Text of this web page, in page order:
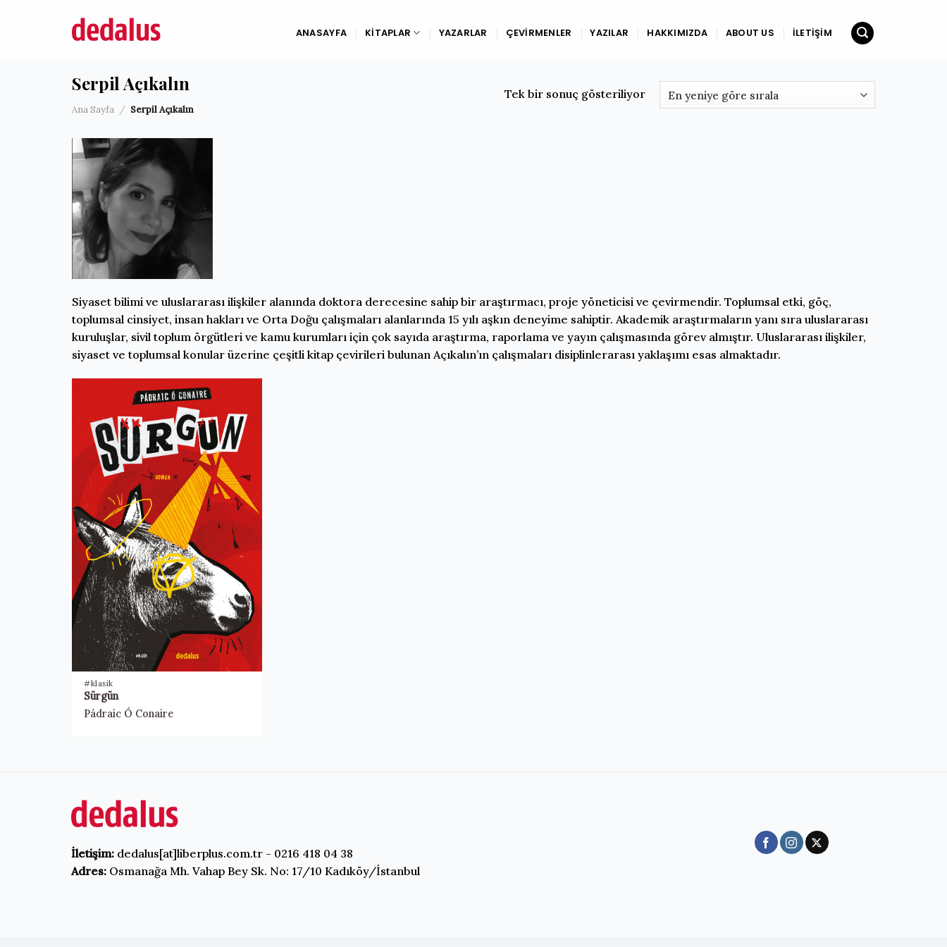
ANASAYFA KITAPLAR YAZARLAR ÇEVIRMENLER YAZILAR HAKKIMIZDA ABOUT US İLETIŞIM
Serpil Açıkalın
Ana Sayfa / Serpil Açıkalın
Tek bir sonuç gösteriliyor
Siyaset bilimi ve uluslararası ilişkiler alanında doktora derecesine sahip bir araştırmacı, proje yöneticisi ve çevirmendir. Toplumsal etki, göç,
toplumsal cinsiyet, insan hakları ve Orta Doğu çalışmaları alanlarında 15 yılı aşkın deneyime sahiptir. Akademik araştırmaların yanı sıra uluslararası
kuruluşlar, sivil toplum örgütleri ve kamu kurumları için çok sayıda araştırma, raporlama ve yayın çalışmasında görev almıştır. Uluslararası ilişkiler,
siyaset ve toplumsal konular üzerine çeşitli kitap çevirileri bulunan Açıkalın’ın çalışmaları disiplinlerarası yaklaşımı esas almaktadır.
#klasik
Sürgün
Pádraic Ó Conaire
İletişim:dedalus[at]liberplus.com.tr - 0216 418 04 38
Adres:Osmanağa Mh. Vahap Bey Sk. No: 17/10 Kadıköy/İstanbul